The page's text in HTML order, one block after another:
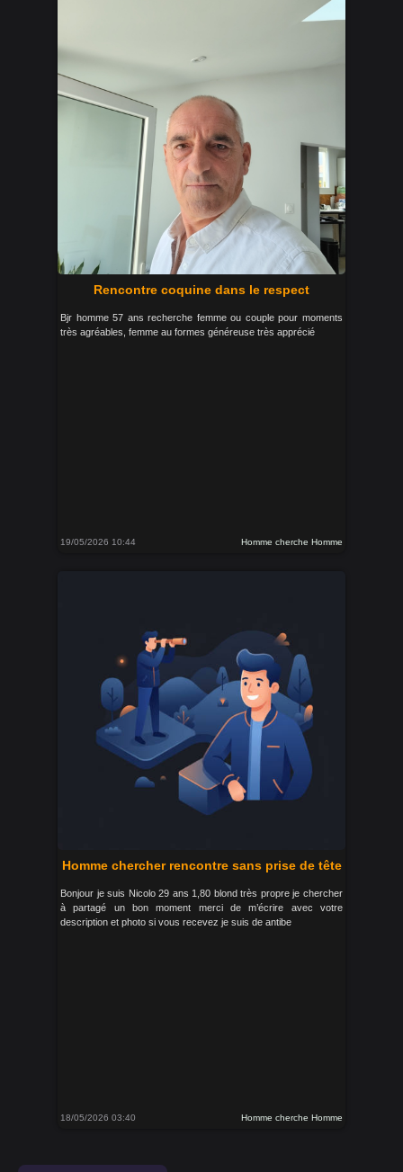
Rencontre coquine dans le respect
Bjr homme 57 ans recherche femme ou couple pour moments
très agréables, femme au formes généreuse très apprécié
19/05/2026 10:44 Homme cherche Homme
Homme chercher rencontre sans prise de tête
Bonjour je suis Nicolo 29 ans 1,80 blond très propre je chercher
à partagé un bon moment merci de m’écrire avec votre
description et photo si vous recevez je suis de antibe
18/05/2026 03:40 Homme cherche Homme